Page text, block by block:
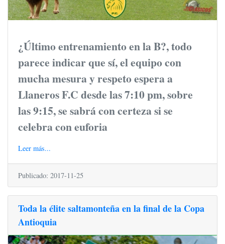
¿Último entrenamiento en la B?, todo
parece indicar que sí, el equipo con
mucha mesura y respeto espera a
Llaneros F.C desde las 7:10 pm, sobre
las 9:15, se sabrá con certeza si se
celebra con euforia
Leer más...
Publicado: 2017-11-25
Toda la élite saltamonteña en la final de la Copa
Antioquia